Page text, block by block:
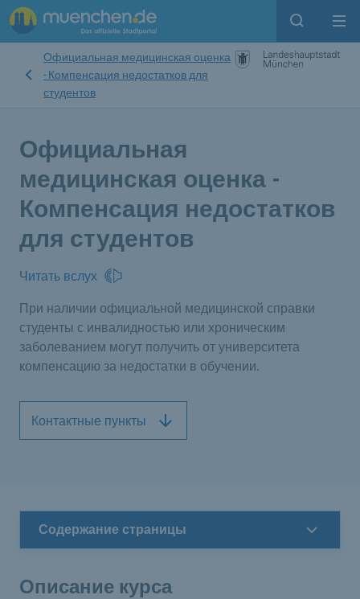
Open
Официальная медицинская оценка
- Компенсация недостатков для
студентов
Официальная
медицинская оценка -
Компенсация недостатков
для студентов
Читать вслух
При наличии официальной медицинской справки
студенты с инвалидностью или хроническим
заболеванием могут получить от университета
компенсацию за недостатки в обучении.
Контактные пункты
Содержание страницы
Описание курса